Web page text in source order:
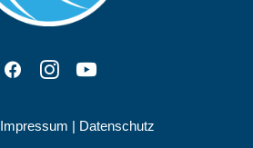
Impressum | Datenschutz